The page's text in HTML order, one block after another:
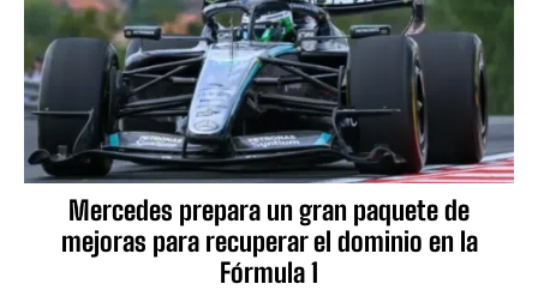
Mercedes prepara un gran paquete de
mejoras para recuperar el dominio en la
Fórmula 1